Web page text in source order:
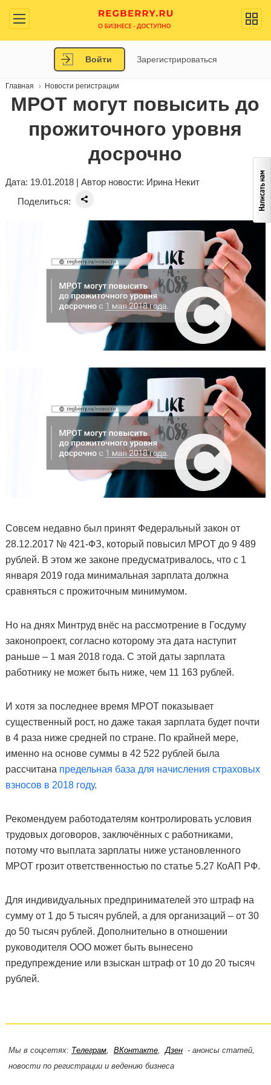
Войти Зарегистрироваться
Главная Новости регистрации
МРОТ могут повысить до
прожиточного уровня
досрочно
Дата: 19.01.2018 | Автор новости: Ирина Некит
Поделиться:
Совсем недавно был принят Федеральный закон от
28.12.2017 № 421-ФЗ, который повысил МРОТ до 9 489
рублей. В этом же законе предусматривалось, что с 1
января 2019 года минимальная зарплата должна
сравняться с прожиточным минимумом.
Но на днях Минтруд внёс на рассмотрение в Госдуму
законопроект, согласно которому эта дата наступит
раньше – 1 мая 2018 года. С этой даты зарплата
работнику не может быть ниже, чем 11 163 рублей.
И хотя за последнее время МРОТ показывает
существенный рост, но даже такая зарплата будет почти
в 4 раза ниже средней по стране. По крайней мере,
именно на основе суммы в 42 522 рублей была
рассчитана предельная база для начисления страховых
взносов в 2018 году.
Рекомендуем работодателям контролировать условия
трудовых договоров, заключённых с работниками,
потому что выплата зарплаты ниже установленного
МРОТ грозит ответственностью по статье 5.27 КоАП РФ.
Для индивидуальных предпринимателей это штраф на
сумму от 1 до 5 тысяч рублей, а для организаций – от 30
до 50 тысяч рублей. Дополнительно в отношении
руководителя ООО может быть вынесено
предупреждение или взыскан штраф от 10 до 20 тысяч
рублей.
Мы в соцсетях: Телеграм, ВКонтакте,Дзен- анонсы статей,
новости по регистрации и ведению бизнеса